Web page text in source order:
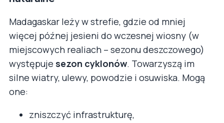
Madagaskar leży w strefie, gdzie od mniej
więcej późnej jesieni do wczesnej wiosny (w
miejscowych realiach – sezonu deszczowego)
występuje sezon cyklonów. Towarzyszą im
silne wiatry, ulewy, powodzie i osuwiska. Mogą
one:
zniszczyć infrastrukturę,